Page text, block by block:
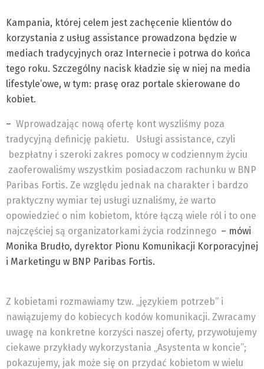
Kampania, której celem jest zachęcenie klientów do
korzystania z usług assistance prowadzona będzie w
mediach tradycyjnych oraz Internecie i potrwa do końca
tego roku. Szczególny nacisk kładzie się w niej na media
lifestyle’owe, w tym: prasę oraz portale skierowane do
kobiet.
– Wprowadzając nową ofertę kont wyszliśmy poza
tradycyjną definicję pakietu.
Usługi assistance, czyli
bezpłatny i szeroki zakres pomocy w codziennym życiu
zaoferowaliśmy wszystkim posiadaczom rachunku w BNP
Paribas Fortis. Ze względu jednak na charakter i bardzo
praktyczny wymiar tej usługi uznaliśmy, że warto
opowiedzieć o nim kobietom, które łączą wiele ról i to one
najczęściej są organizatorkami życia rodzinnego – mówi
Monika Brudło, dyrektor Pionu Komunikacji Korporacyjnej
i Marketingu w BNP Paribas Fortis.
Z kobietami rozmawiamy tzw. „językiem potrzeb” i
nawiązujemy do kobiecych kodów komunikacji. Zwracamy
uwagę na konkretne korzyści naszej oferty, przywołujemy
ciekawe przykłady wykorzystania „Asystenta w koncie”;
pokazujemy, jak może się on przydać kobietom w wielu